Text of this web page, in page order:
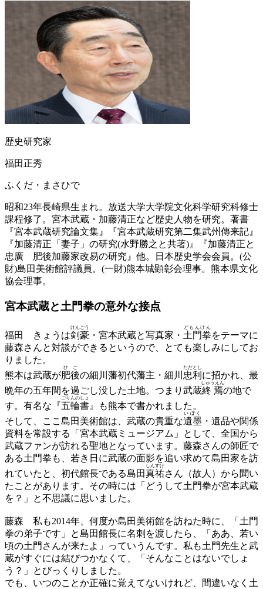
歴史研究家
福田正秀
ふくだ・まさひで
昭和23年長崎県生まれ。放送大学大学院文化科学研究科修士
課程修了。宮本武蔵・加藤清正など歴史人物を研究。著書
『宮本武蔵研究論文集』『宮本武蔵研究第二集武州傳来記』
『加藤清正「妻子」の研究(水野勝之と共著)』『加藤清正と
忠廣 肥後加藤家改易の研究』他。日本歴史学会会員。(公
財)島田美術館評議員。(一財)熊本城顕彰会理事。熊本県文化
協会理事。
宮本武蔵と土門拳の意外な接点
福田 きょうは剣豪
けんごう
・宮本武蔵と写真家・ 土門拳
どもんけん
をテーマに
藤森さんと対談ができるというので、とても楽しみにしてお
りました。
熊本は武蔵が肥後
ひご
の細川藩初代藩主・細川 忠利
ただとし
に招かれ、最
晩年の五年間を過ごし没した土地。つまり武蔵終焉
しゅうえん
の地で
す。有名な『五輪書
ごりんのしょ
』も熊本で書かれました。
そして、ここ島田美術館は、武蔵の貴重な遺墨
いぼく
・遺品や関係
資料を常設する「宮本武蔵ミュージアム」として、全国から
武蔵ファンが訪れる聖地となっています。藤森さんの師匠で
ある土門拳も、若き日に武蔵の面影を追い求めて島田家を訪
れていたと、初代館長である島田真祐
しんすけ
さん（故人）から聞い
たことがあります。その時には「どうして土門拳が宮本武蔵
を？」と不思議に思いました。
藤森 私も2014年、何度か島田美術館を訪ねた時に、「土門
拳の弟子です」と島田館長に名刺を渡したら、「ああ、若い
頃の土門さんが来たよ」っていうんです。私も土門先生と武
蔵がすぐには結びつかなくて、「そんなことはないでしょ
う？」とびっくりしました。
でも、いつのことか正確に覚えてないけれど、間違いなく土